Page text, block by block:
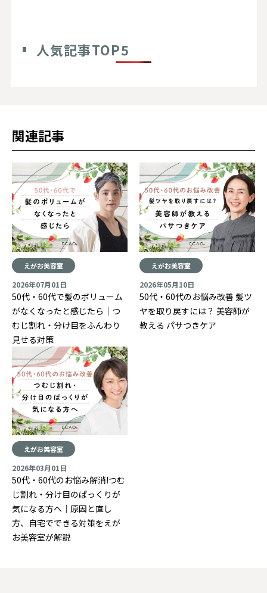
人気記事TOP5
関連記事
えがお美容室
2026年07月01日
50代・60代で髪のボリューム
がなくなったと感じたら｜つ
むじ割れ・分け目をふんわり
見せる対策
えがお美容室
2026年05月10日
50代・60代のお悩み改善 髪ツ
ヤを取り戻すには？ 美容師が
教える パサつきケア
えがお美容室
2026年03月01日
50代・60代のお悩み解消!つむ
じ割れ・分け目のぱっくりが
気になる方へ｜原因と直し
方、自宅でできる対策をえが
お美容室が解説